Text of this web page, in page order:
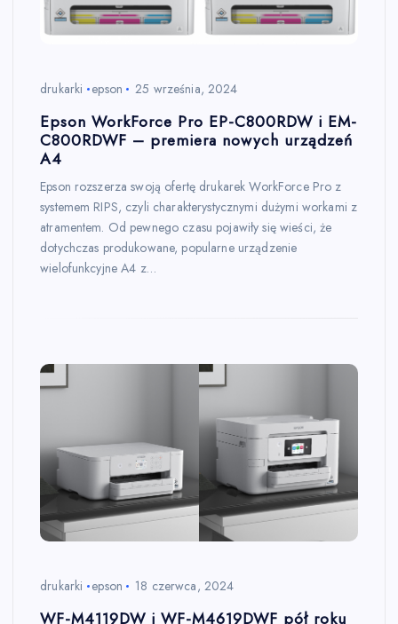
drukarki epson 25 września, 2024
Epson WorkForce Pro EP-C800RDW i EM-
C800RDWF – premiera nowych urządzeń
A4
Epson rozszerza swoją ofertę drukarek WorkForce Pro z
systemem RIPS, czyli charakterystycznymi dużymi workami z
atramentem. Od pewnego czasu pojawiły się wieści, że
dotychczas produkowane, popularne urządzenie
wielofunkcyjne A4 z…
drukarki epson 18 czerwca, 2024
WF-M4119DW i WF-M4619DWF pół roku